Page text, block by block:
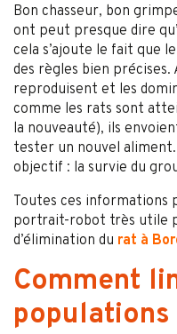
Bon chasseur, bon
ont peut presque dire
cela s’ajoute le fait que
des règles bien précises.
reproduisent et les
comme les rats sont
la nouveauté), ils
tester un nouvel
objectif : la survie du
Toutes ces informations
portrait-robot très utile
d’élimination du rat à
Comment
populations